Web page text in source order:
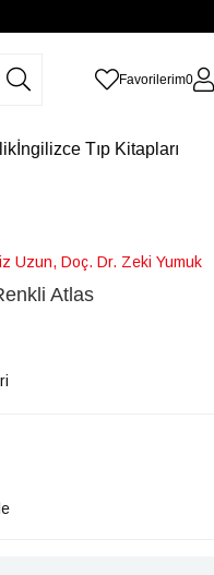
Favorilerim0
İngilizce Tıp Kitapları
Uzun, Doç. Dr. Zeki Yumuk
Atlas